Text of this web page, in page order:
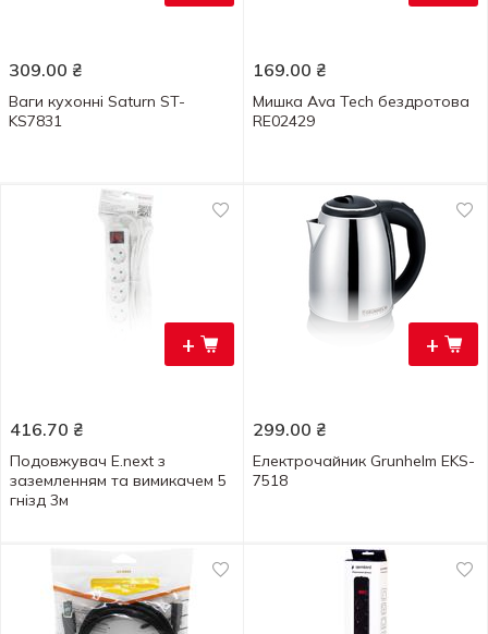
309.00 ₴
Ваги кухонні Saturn ST-
KS7831
169.00 ₴
Мишка Ava Tech бездротова
RE02429
+
416.70 ₴
Подовжувач E.next з
заземленням та вимикачем 5
гнізд 3м
+
299.00 ₴
Електрочайник Grunhelm EKS-
7518